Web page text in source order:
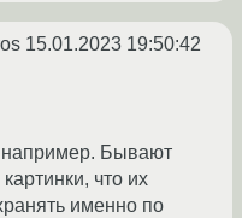
15.01.2023 19:50:42
например. Бывают
что их
именно по